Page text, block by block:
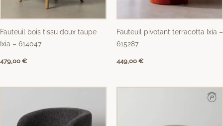
Fauteuil bois tissu doux taupe
Ixia – 614047
479,00 €
Fauteuil pivotant terracotta Ixia –
615287
449,00 €